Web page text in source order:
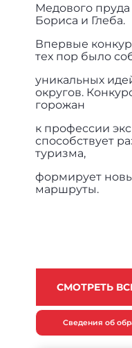
Медового
Бориса и Глеба.
Впервые
тех пор было
уникальных
округов.
горожан
к профессии
способствует
туризма,
формирует
маршруты.
СМОТРЕТЬ
Сведения об